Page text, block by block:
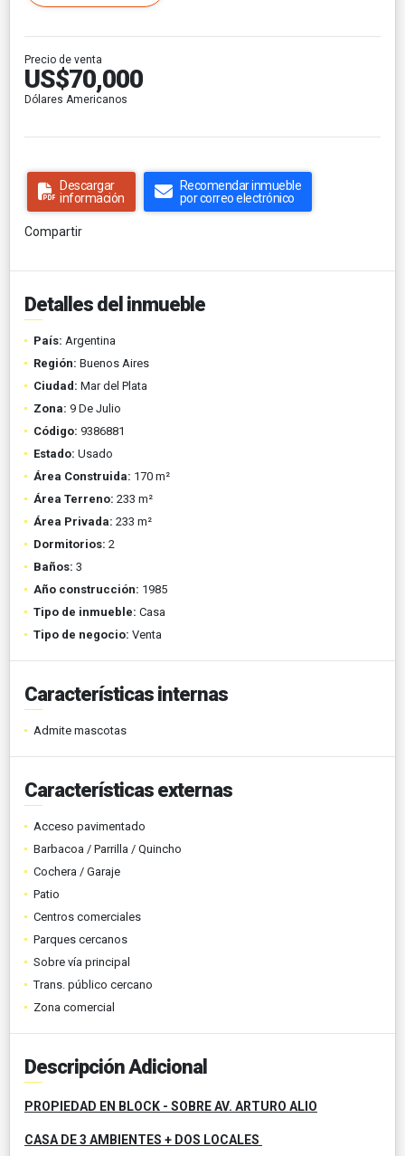
Precio de venta
US$70,000
Dólares Americanos
Descargar
información
Recomendar inmueble
por correo electrónico
Compartir
Detalles del inmueble
País: Argentina
Región: Buenos Aires
Ciudad: Mar del Plata
Zona: 9 De Julio
Código: 9386881
Estado: Usado
Área Construida: 170 m²
Área Terreno: 233 m²
Área Privada: 233 m²
Dormitorios: 2
Baños: 3
Año construcción: 1985
Tipo de inmueble: Casa
Tipo de negocio: Venta
Características internas
Admite mascotas
Características externas
Acceso pavimentado
Barbacoa / Parrilla / Quincho
Cochera / Garaje
Patio
Centros comerciales
Parques cercanos
Sobre vía principal
Trans. público cercano
Zona comercial
Descripción Adicional
PROPIEDAD EN BLOCK - SOBRE AV. ARTURO ALIO
CASA DE 3 AMBIENTES + DOS LOCALES